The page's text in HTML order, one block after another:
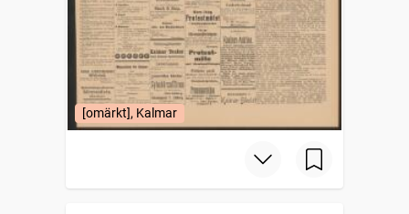
[omärkt], Kalmar